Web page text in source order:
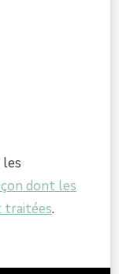
dont les
traitées.